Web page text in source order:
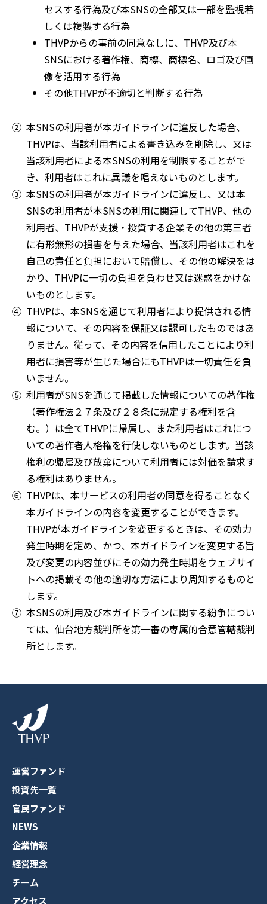
セスする行為及び本SNSの全部又は一部を監視若
しくは複製する行為
THVPからの事前の同意なしに、THVP及び本
SNSにおける著作権、商標、商標名、ロゴ及び画
像を活用する行為
その他THVPが不適切と判断する行為
本SNSの利用者が本ガイドラインに違反した場合、
THVPは、当該利用者による書き込みを削除し、又は
当該利用者による本SNSの利用を制限することがで
き、利用者はこれに異議を唱えないものとします。
本SNSの利用者が本ガイドラインに違反し、又は本
SNSの利用者が本SNSの利用に関連してTHVP、他の
利用者、THVPが支援・投資する企業その他の第三者
に有形無形の損害を与えた場合、当該利用者はこれを
自己の責任と負担において賠償し、その他の解決をは
かり、THVPに一切の負担を負わせ又は迷惑をかけな
いものとします。
THVPは、本SNSを通じて利用者により提供される情
報について、その内容を保証又は認可したものではあ
りません。従って、その内容を信用したことにより利
用者に損害等が生じた場合にもTHVPは一切責任を負
いません。
利用者がSNSを通じて掲載した情報についての著作権
（著作権法２７条及び２８条に規定する権利を含
む。）は全てTHVPに帰属し、また利用者はこれにつ
いての著作者人格権を行使しないものとします。当該
権利の帰属及び放棄について利用者には対価を請求す
る権利はありません。
THVPは、本サービスの利用者の同意を得ることなく
本ガイドラインの内容を変更することができます。
THVPが本ガイドラインを変更するときは、その効力
発生時期を定め、かつ、本ガイドラインを変更する旨
及び変更の内容並びにその効力発生時期をウェブサイ
トへの掲載その他の適切な方法により周知するものと
します。
本SNSの利用及び本ガイドラインに関する紛争につい
ては、仙台地方裁判所を第一審の専属的合意管轄裁判
所とします。
運営ファンド
投資先一覧
官民ファンド
NEWS
企業情報
経営理念
チーム
アクセス